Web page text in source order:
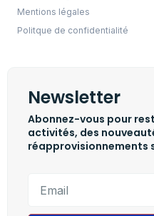
Mentions légales
Politque de confidentialité
Newsletter
Abonnez-vous pour
activités, des
réapprovisionnements